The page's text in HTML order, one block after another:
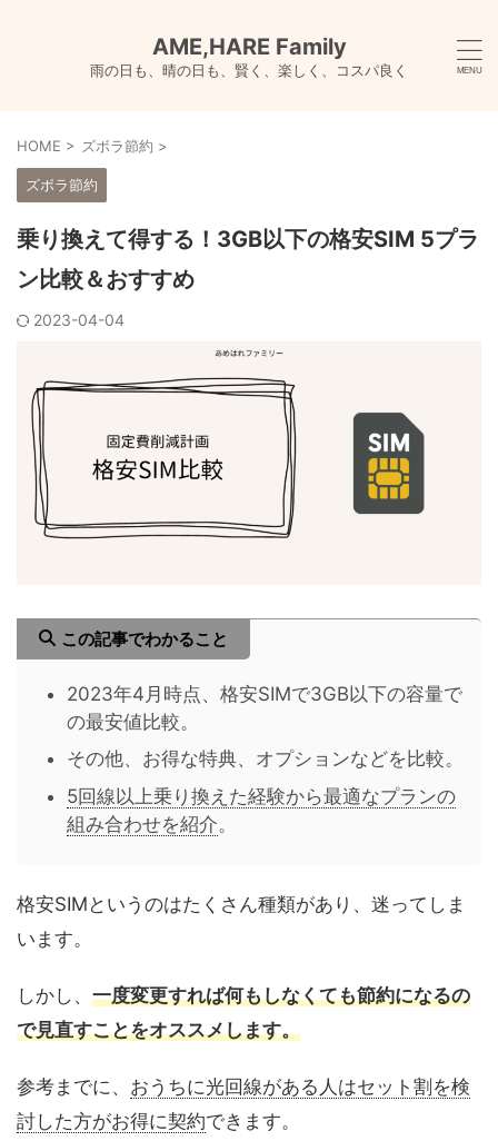
AME,HARE Family
雨の日も、晴の日も、賢く、楽しく、コスパ良く
HOME > ズボラ節約 >
ズボラ節約
乗り換えて得する！3GB以下の格安SIM 5プラ
ン比較＆おすすめ
2023-04-04
この記事でわかること
2023年4月時点、格安SIMで3GB以下の容量で
の最安値比較。
その他、お得な特典、オプションなどを比較。
5回線以上乗り換えた経験から最適なプランの
組み合わせを紹介。
格安SIMというのはたくさん種類があり、迷ってしま
います。
しかし、 一度変更すれば何もしなくても節約になるの
で見直すことをオススメします。
参考までに、 おうちに光回線がある人はセット割を検
討した方がお得に契約できます。